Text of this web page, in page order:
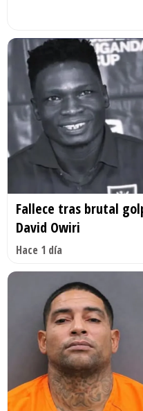
Fallece tras brutal
David Owiri
Hace 1 día